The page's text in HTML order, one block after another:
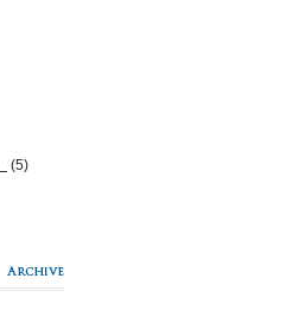
(5)